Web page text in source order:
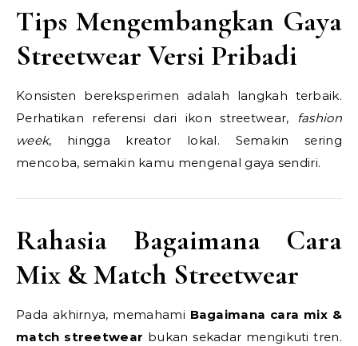
Tips Mengembangkan Gaya
Streetwear Versi Pribadi
Konsisten bereksperimen adalah langkah terbaik.
Perhatikan referensi dari ikon streetwear, fashion
week, hingga kreator lokal. Semakin sering
mencoba, semakin kamu mengenal gaya sendiri.
Rahasia Bagaimana Cara
Mix & Match Streetwear
Pada akhirnya, memahami Bagaimana cara mix &
match streetwear bukan sekadar mengikuti tren.